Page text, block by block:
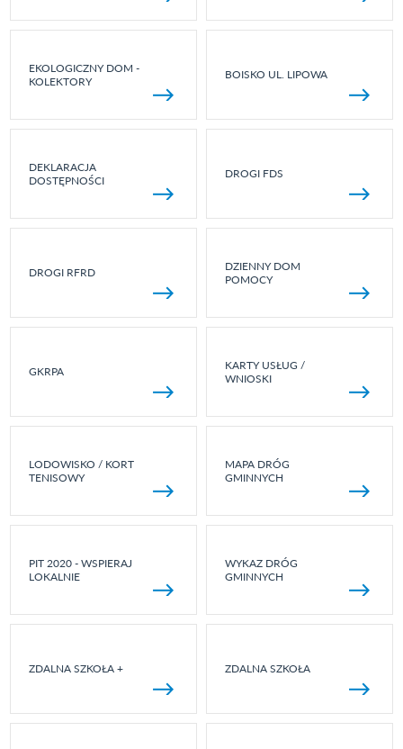
EKOLOGICZNY DOM -
KOLEKTORY
BOISKO UL. LIPOWA
DEKLARACJA
DOSTĘPNOŚCI
DROGI FDS
DROGI RFRD
DZIENNY DOM
POMOCY
GKRPA
KARTY USŁUG /
WNIOSKI
LODOWISKO / KORT
TENISOWY
MAPA DRÓG
GMINNYCH
PIT 2020 - WSPIERAJ
LOKALNIE
WYKAZ DRÓG
GMINNYCH
ZDALNA SZKOŁA + ZDALNA SZKOŁA